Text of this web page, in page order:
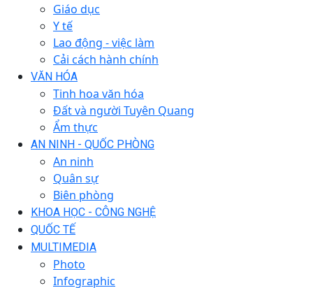
Giáo dục
Y tế
Lao động - việc làm
Cải cách hành chính
VĂN HÓA
Tinh hoa văn hóa
Đất và người Tuyên Quang
Ẩm thực
AN NINH - QUỐC PHÒNG
An ninh
Quân sự
Biên phòng
KHOA HỌC - CÔNG NGHỆ
QUỐC TẾ
MULTIMEDIA
Photo
Infographic